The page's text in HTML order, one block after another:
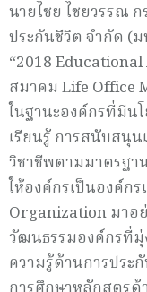
นายไชย ไชยวรรณ
ประกันชีวิต จำกัด (ม
“2018
สมาคม Life Office
ในฐานะองค์กรที่มีน
เรียนรู้ การสนับสนุ
วิชาชีพตามมาตรฐ
ให้องค์กรเป็นองค์ก
Organization มาอ
วัฒนธรรมองค์กรที่
ความรู้ด้านการประ